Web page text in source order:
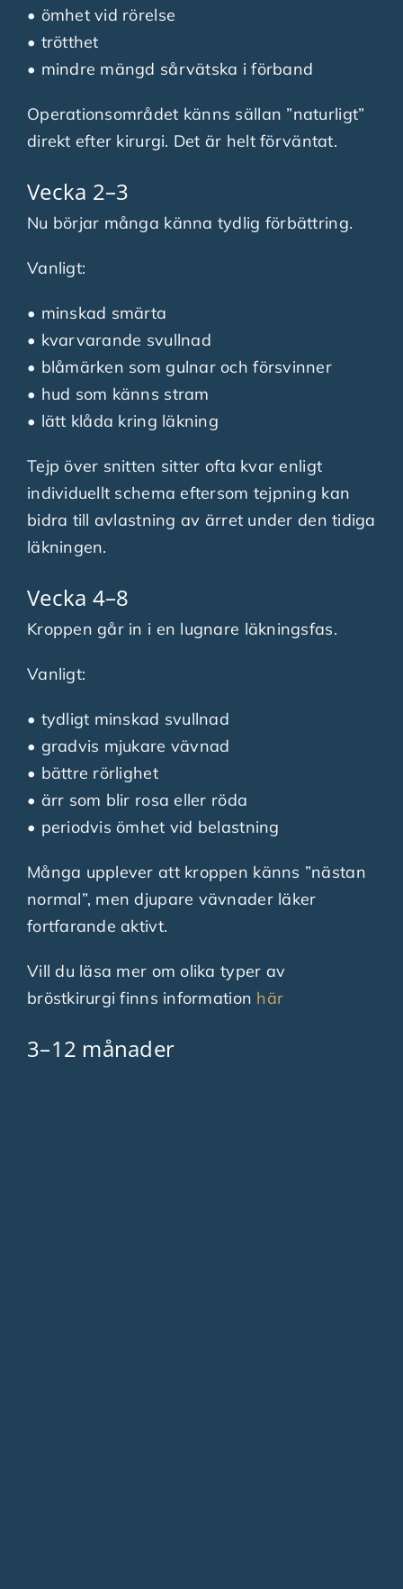
• ömhet vid rörelse
• trötthet
• mindre mängd sårvätska i förband
Operationsområdet känns sällan ”naturligt”
direkt efter kirurgi. Det är helt förväntat.
Vecka 2–3
Nu börjar många känna tydlig förbättring.
Vanligt:
• minskad smärta
• kvarvarande svullnad
• blåmärken som gulnar och försvinner
• hud som känns stram
• lätt klåda kring läkning
Tejp över snitten sitter ofta kvar enligt
individuellt schema eftersom tejpning kan
bidra till avlastning av ärret under den tidiga
läkningen.
Vecka 4–8
Kroppen går in i en lugnare läkningsfas.
Vanligt:
• tydligt minskad svullnad
• gradvis mjukare vävnad
• bättre rörlighet
• ärr som blir rosa eller röda
• periodvis ömhet vid belastning
Många upplever att kroppen känns ”nästan
normal”, men djupare vävnader läker
fortfarande aktivt.
Vill du läsa mer om olika typer av
bröstkirurgi finns information här
3–12 månader